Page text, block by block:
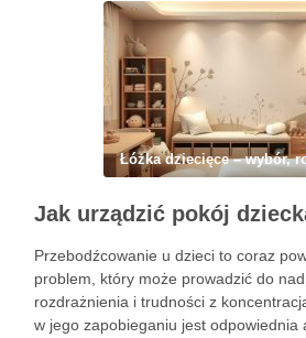
Łóżka dziecięce – wybór,
Przebodźcowanie u dzieci to coraz
problem, który może prowadzić do
rozdrażnienia i trudności z
w jego zapobieganiu jest odpowiednia